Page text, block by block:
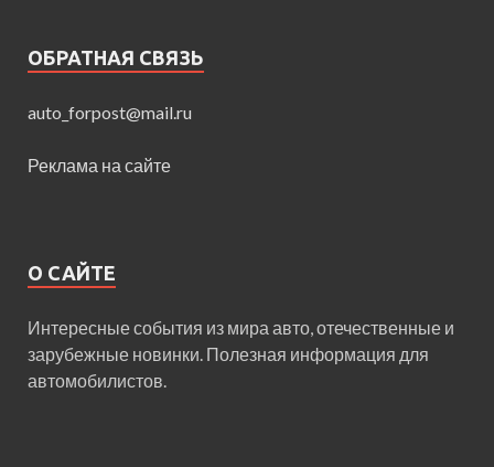
ОБРАТНАЯ СВЯЗЬ
auto_forpost@mail.ru
Реклама на сайте
О САЙТЕ
Интересные события из мира авто, отечественные и
зарубежные новинки. Полезная информация для
автомобилистов.